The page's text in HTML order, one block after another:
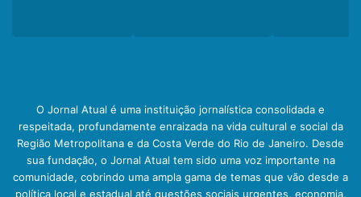
O Jornal Atual é uma instituição jornalística consolidada e
respeitada, profundamente enraizada na vida cultural e social da
Região Metropolitana e da Costa Verde do Rio de Janeiro. Desde
sua fundação, o Jornal Atual tem sido uma voz importante na
comunidade, cobrindo uma ampla gama de temas que vão desde a
política local e estadual até questões sociais urgentes, economia,